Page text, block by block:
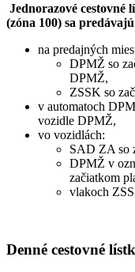
Jednorazové
(zóna 100) sa
na predajných
DPMŽ so
DPMŽ,
ZSSK so
v automatoch
vozidle DPMŽ,
vo vozidlách:
SAD ZA so
DPMŽ v
začiatkom
vlakoch
Denné cestovné